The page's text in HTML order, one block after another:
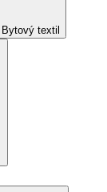
Bytový textil